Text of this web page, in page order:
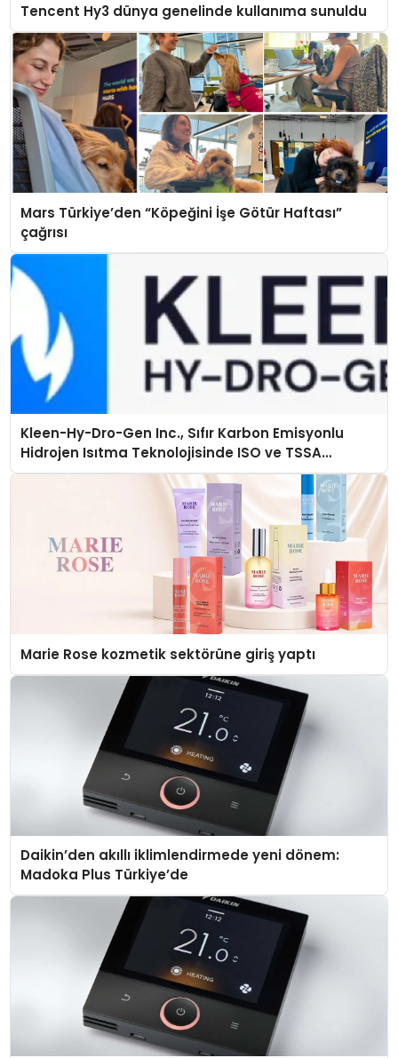
Tencent Hy3 dünya genelinde kullanıma sunuldu
Mars Türkiye’den “Köpeğini İşe Götür Haftası”
çağrısı
Kleen-Hy-Dro-Gen Inc., Sıfır Karbon Emisyonlu
Hidrojen Isıtma Teknolojisinde ISO ve TSSA
Düzenleyici Onaylarını Aldı
Marie Rose kozmetik sektörüne giriş yaptı
Daikin’den akıllı iklimlendirmede yeni dönem:
Madoka Plus Türkiye’de